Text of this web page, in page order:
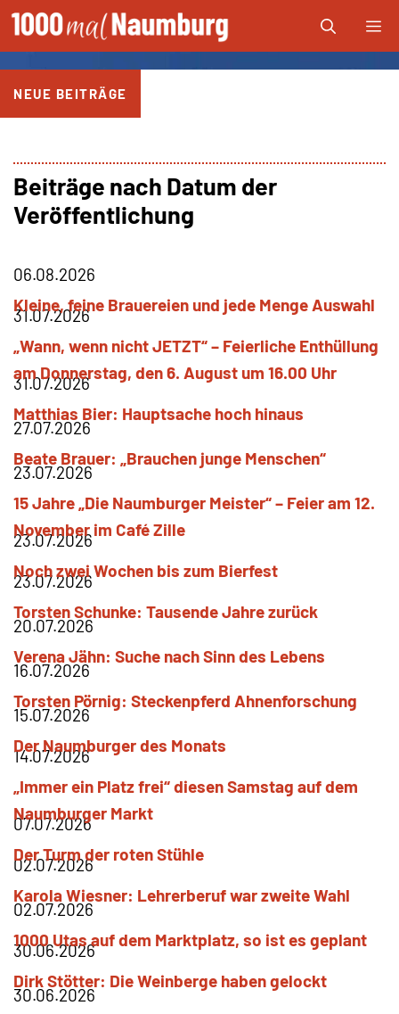
Zum
Inhalt
springen
NEUE BEITRÄGE
Beiträge nach Datum der
Veröffentlichung
06.08.2026
Kleine, feine Brauereien und jede Menge Auswahl
31.07.2026
„Wann, wenn nicht JETZT“ – Feierliche Enthüllung
am Donnerstag, den 6. August um 16.00 Uhr
31.07.2026
Matthias Bier Hauptsache hoch hinaus
27.07.2026
Beate Brauer „Brauchen junge Menschen“
23.07.2026
15 Jahre „Die Naumburger Meister“ – Feier am 12.
November im Café Zille
23.07.2026
Noch zwei Wochen bis zum Bierfest
23.07.2026
TorstenSchunke Tausende Jahre zurück
20.07.2026
VerenaJähn Suche nach Sinn des Lebens
16.07.2026
Torsten Pörnig Steckenpferd Ahnenforschung
15.07.2026
Der Naumburger des Monats
14.07.2026
„Immer ein Platz frei“ diesen Samstag auf dem
Naumburger Markt
07.07.2026
Der Turm der roten Stühle
02.07.2026
KarolaWiesner Lehrerberuf war zweite Wahl
02.07.2026
1000 Utas auf dem Marktplatz, so ist es geplant
30.06.2026
DirkStötter Die Weinberge haben gelockt
30.06.2026